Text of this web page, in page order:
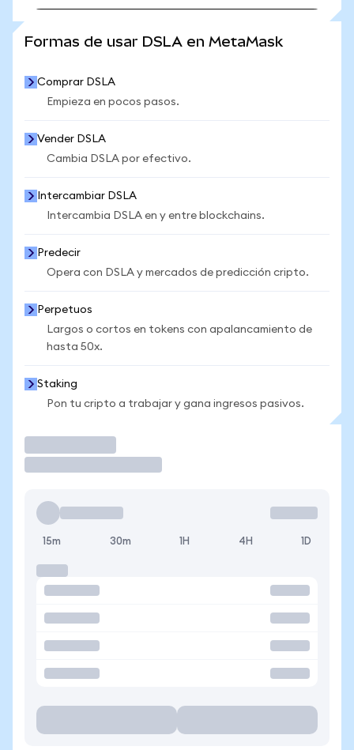
Formas de usar DSLA en MetaMask
Comprar DSLA
Empieza en pocos pasos.
Vender DSLA
Cambia DSLA por efectivo.
Intercambiar DSLA
Intercambia DSLA en y entre blockchains.
Predecir
Opera con DSLA y mercados de predicción cripto.
Perpetuos
Largos o cortos en tokens con apalancamiento de
hasta 50x.
Staking
Pon tu cripto a trabajar y gana ingresos pasivos.
15m 30m 1H 4H 1D